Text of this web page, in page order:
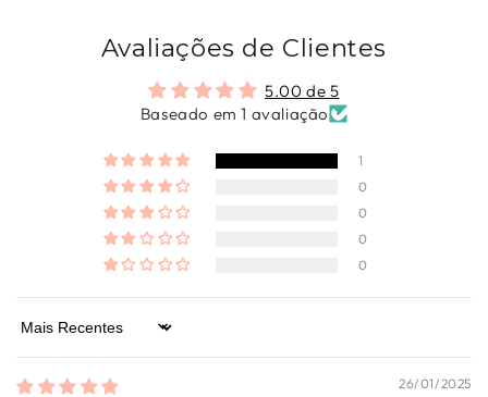
Avaliações de Clientes
5.00 de 5
Baseado em 1 avaliação
1
0
0
0
0
Sort by
26/01/2025